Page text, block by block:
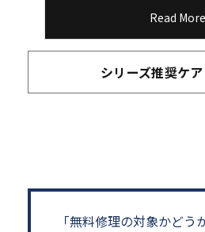
Read More
シリーズ推奨ケ
「無料修理の対象かどう